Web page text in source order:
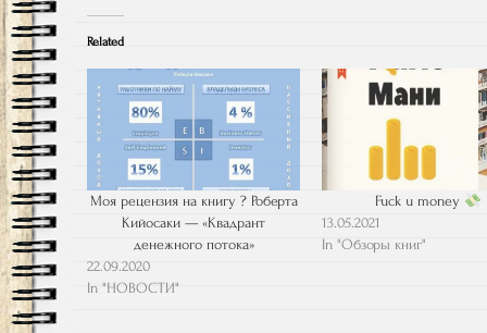
Related
Моя рецензия на книгу ? Роберта
Кийосаки — «Квадрант
денежного потока»
22.09.2020
In "НОВОСТИ"
Fuck u money
13.05.2021
In "Обзоры книг"